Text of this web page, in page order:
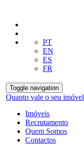
PT
EN
ES
FR
Toggle navigation
Quanto vale o seu imóvel
Imóveis
Recrutamento
Quem Somos
Contactos